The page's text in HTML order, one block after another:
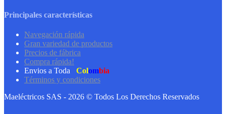
Principales características
Navegación rápida
Gran variedad de productos
Precios de fábrica
Compra rápida!
Envios a Toda
Colombia
Términos y condiciones
Maeléctricos SAS - 2026 © Todos Los Derechos Reservados